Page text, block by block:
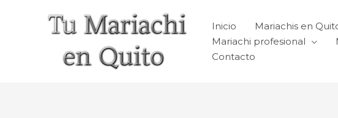
Inicio Mariachis en
Mariachi profesional
Contacto